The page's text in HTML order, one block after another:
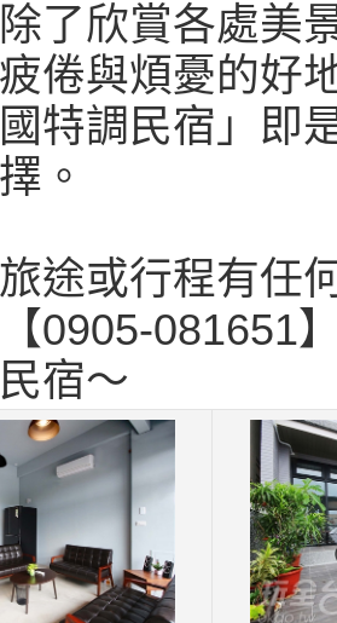
了欣賞各處美
倦與煩憂的好
特調民宿」即
。
途或行程有任
0905-081651
宿～